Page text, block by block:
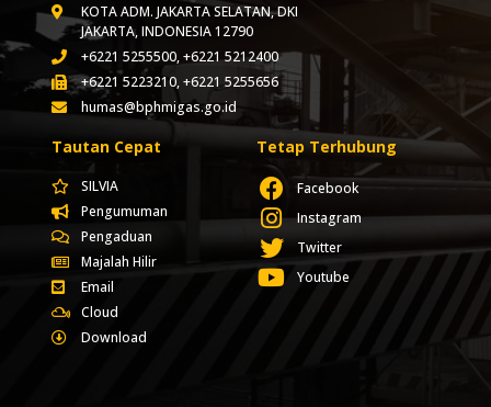
KOTA ADM. JAKARTA SELATAN, DKI
JAKARTA, INDONESIA 12790
+6221 5255500, +6221 5212400
+6221 5223210, +6221 5255656
humas@bphmigas.go.id
Tautan Cepat
SILVIA
Pengumuman
Pengaduan
Majalah Hilir
Email
Cloud
Download
Tetap Terhubung
Facebook
Instagram
Twitter
Youtube